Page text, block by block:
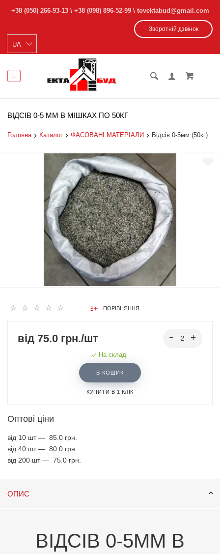
+38 (050) 266-93-13\ +38 (098) 896-52-99 \ tovektabud@gmail.com
Зворотній дзвінок
ВІДСІВ 0-5 ММ В МІШКАХ ПО 50КГ
Головна Каталог ФАСОВАНІ МАТЕРІАЛИ Відсів 0-5мм (50кг)
ПОРІВНЯННЯ
від 75.0 грн./шт
На складі
В КОШИК
КУПИТИ В 1 КЛІК
Оптові ціни
від 10 шт — 85.0 грн.
від 40 шт — 80.0 грн.
від 200 шт — 75.0 грн.
ОПИС
ВІДСІВ 0-5ММ В